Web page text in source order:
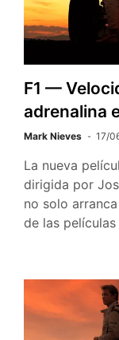
F1 —
adrenalina
Mark Nieves 17/
La nueva
dirigida por
no solo
de las